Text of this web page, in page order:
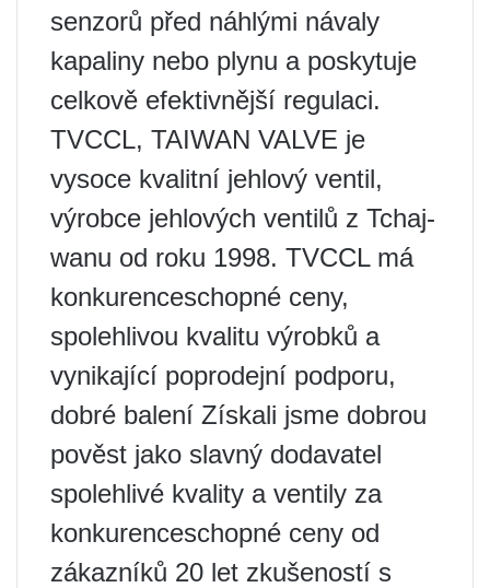
senzorů před náhlými návaly
kapaliny nebo plynu a poskytuje
celkově efektivnější regulaci.
TVCCL, TAIWAN VALVE je
vysoce kvalitní jehlový ventil,
výrobce jehlových ventilů z Tchaj-
wanu od roku 1998. TVCCL má
konkurenceschopné ceny,
spolehlivou kvalitu výrobků a
vynikající poprodejní podporu,
dobré balení Získali jsme dobrou
pověst jako slavný dodavatel
spolehlivé kvality a ventily za
konkurenceschopné ceny od
zákazníků 20 let zkušeností s